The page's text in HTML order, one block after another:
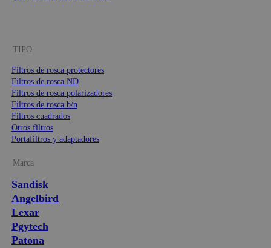
TIPO
Filtros de rosca protectores
Filtros de rosca ND
Filtros de rosca polarizadores
Filtros de rosca b/n
Filtros cuadrados
Otros filtros
Portafiltros y adaptadores
Marca
Sandisk
Angelbird
Lexar
Pgytech
Patona